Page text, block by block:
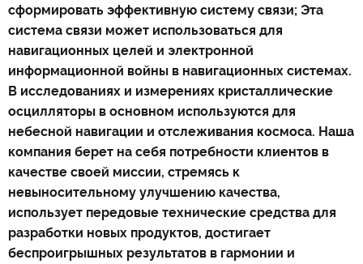
сформировать эффективную систему связи; Эта
система связи может использоваться для
навигационных целей и электронной
информационной войны в навигационных системах.
В исследованиях и измерениях кристаллические
осцилляторы в основном используются для
небесной навигации и отслеживания космоса. Наша
компания берет на себя потребности клиентов в
качестве своей миссии, стремясь к
невыносительному улучшению качества,
использует передовые технические средства для
разработки новых продуктов, достигает
беспроигрышных результатов в гармонии и